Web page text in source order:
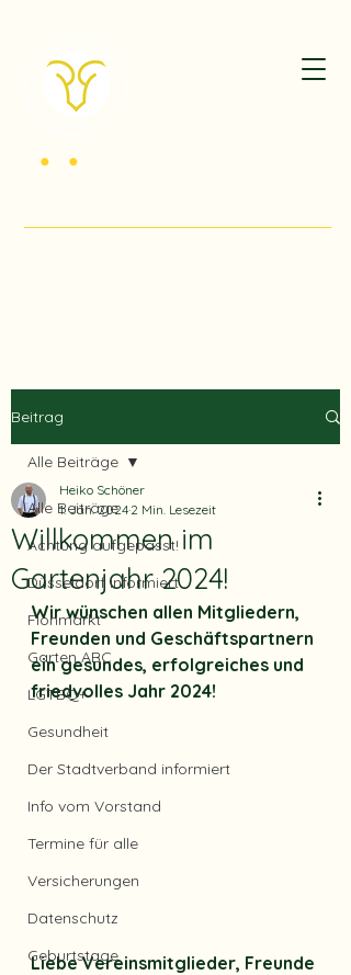
• •
Beitrag
Alle Beiträge
Achtung aufgepasst!
Düsseldorf informiert
Flohmarkt
Garten ABC
LGTBQ+
Gesundheit
Der Stadtverband informiert
Info vom Vorstand
Termine für alle
Versicherungen
Datenschutz
Geburtstage
Alle Beiträge
Willkommen im
Gartenjahr 2024!
Heiko Schöner
1. Jan. 2024 2 Min. Lesezeit
Wir wünschen allen Mitgliedern,
Freunden und Geschäftspartnern
ein gesundes, erfolgreiches und
friedvolles Jahr 2024!
Liebe Vereinsmitglieder, Freunde